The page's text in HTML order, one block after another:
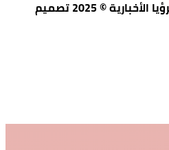
جميع الحقوق محفوظة لـ الرؤيا الأخبارية © 2025 تصميم